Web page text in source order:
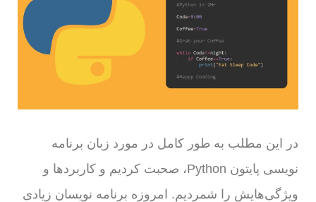
در این مطلب به طور کامل در مورد زبان برنامه
نویسی پایتون Python، صحبت کردیم و کاربردها و
ویژگی‌هایش را شمردیم. امروزه برنامه نویسان زیادی